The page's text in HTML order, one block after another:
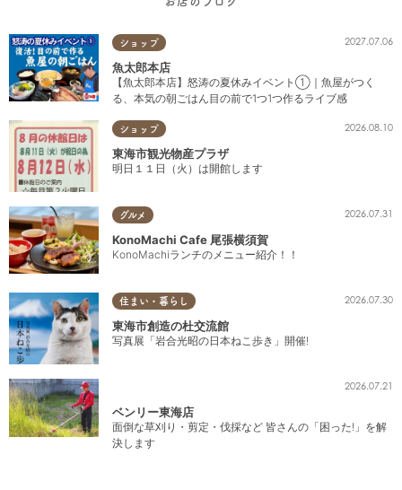
ショップ 2027.07.06
魚太郎本店
【魚太郎本店】怒涛の夏休みイベント①｜魚屋がつく
る、本気の朝ごはん目の前で1つ1つ作るライブ感
ショップ 2026.08.10
東海市観光物産プラザ
明日１１日（火）は開館します
グルメ 2026.07.31
KonoMachi Cafe 尾張横須賀
KonoMachiランチのメニュー紹介！！
住まい・暮らし 2026.07.30
東海市創造の杜交流館
写真展「岩合光昭の日本ねこ歩き」開催!
2026.07.21
ベンリー東海店
面倒な草刈り・剪定・伐採など 皆さんの「困った!」を解
決します